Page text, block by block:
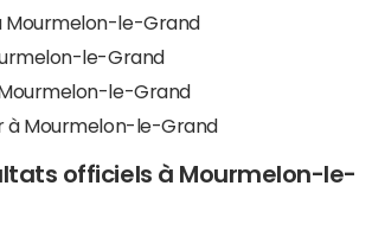
Mourmelon-le-Grand
le-Grand
le-Grand
à Mourmelon-le-Grand
officiels à Mourmelon-le-